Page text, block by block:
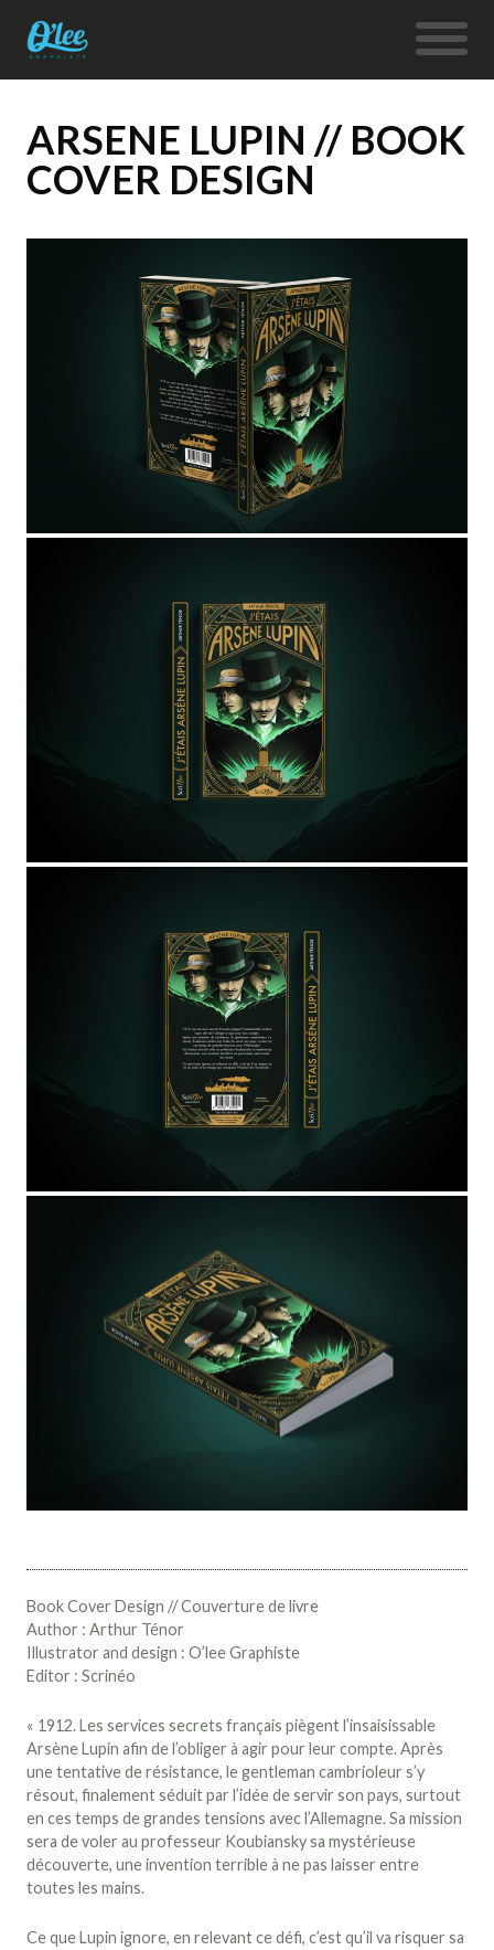
ARSENE LUPIN // BOOK
COVER DESIGN
Book Cover Design // Couverture de livre
Author : Arthur Ténor
Illustrator and design : O’lee Graphiste
Editor : Scrinéo​​​​​​​
« 1912. Les services secrets français piègent l’insaisissable
Arsène Lupin afin de l’obliger à agir pour leur compte. Après
une tentative de résistance, le gentleman cambrioleur s’y
résout, finalement séduit par l’idée de servir son pays, surtout
en ces temps de grandes tensions avec l’Allemagne. Sa mission
sera de voler au professeur Koubiansky sa mystérieuse
découverte, une invention terrible à ne pas laisser entre
toutes les mains.
Ce que Lupin ignore, en relevant ce défi, c’est qu’il va risquer sa